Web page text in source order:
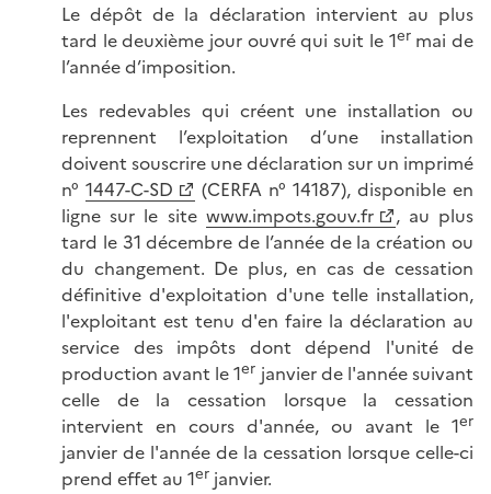
Le dépôt de la déclaration intervient au plus
tard le deuxième jour ouvré qui suit le 1er mai de
l’année d’imposition.
Les redevables qui créent une installation ou
reprennent l’exploitation d’une installation
doivent souscrire une déclaration sur un imprimé
n° 1447-C-SD
(CERFA n° 14187), disponible en
ligne sur le site www.impots.gouv.fr
, au plus
tard le 31 décembre de l’année de la création ou
du changement. De plus, en cas de cessation
définitive d'exploitation d'une telle installation,
l'exploitant est tenu d'en faire la déclaration au
service des impôts dont dépend l'unité de
production avant le 1er janvier de l'année suivant
celle de la cessation lorsque la cessation
intervient en cours d'année, ou avant le 1er
janvier de l'année de la cessation lorsque celle-ci
prend effet au 1er janvier.